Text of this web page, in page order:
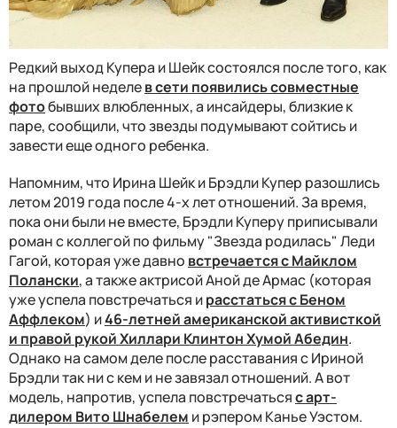
Редкий выход Купера и Шейк состоялся после того, как
на прошлой неделев сети появились совместные
фотобывших влюбленных, а инсайдеры, близкие к
паре, сообщили, что звезды подумывают сойтись и
завести еще одного ребенка.
Напомним, что Ирина Шейк и Брэдли Купер разошлись
летом 2019 года после 4-х лет отношений. За время,
пока они были не вместе, Брэдли Куперу приписывали
роман с коллегой по фильму "Звезда родилась" Леди
Гагой, которая уже давно встречается с Майклом
Полански, а также актрисой Аной де Армас (которая
уже успела повстречаться ирасстаться с Беном
Аффлеком) и46-летней американской активисткой
и правой рукой Хиллари Клинтон Хумой Абедин.
Однако на самом деле после расставания с Ириной
Брэдли так ни с кем и не завязал отношений. А вот
модель, напротив, успела повстречатьсяс арт-
дилером Вито Шнабелем и рэпером Канье Уэстом.